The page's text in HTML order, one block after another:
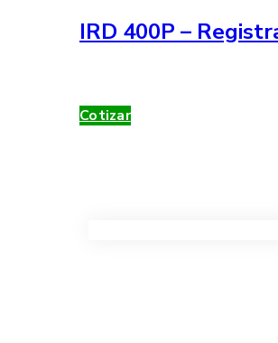
IRD 400P –
Cotizar